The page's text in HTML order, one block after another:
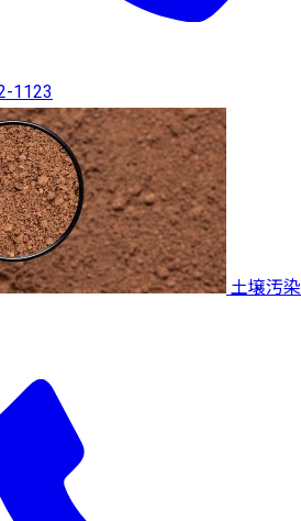
1123
土壌汚染